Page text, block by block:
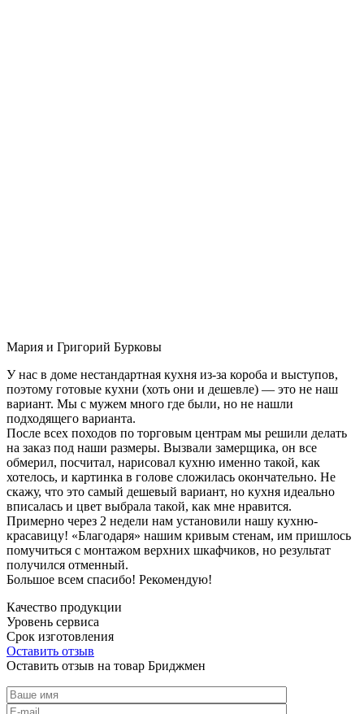
Мария и Григорий Бурковы
У нас в доме нестандартная кухня из-за короба и выступов,
поэтому готовые кухни (хоть они и дешевле) — это не наш
вариант. Мы с мужем много где были, но не нашли
подходящего варианта.
После всех походов по торговым центрам мы решили делать
на заказ под наши размеры. Вызвали замерщика, он все
обмерил, посчитал, нарисовал кухню именно такой, как
хотелось, и картинка в голове сложилась окончательно. Не
скажу, что это самый дешевый вариант, но кухня идеально
вписалась и цвет выбрала такой, как мне нравится.
Примерно через 2 недели нам установили нашу кухню-
красавицу! «Благодаря» нашим кривым стенам, им пришлось
помучиться с монтажом верхних шкафчиков, но результат
получился отменный.
Большое всем спасибо! Рекомендую!
Качество продукции
Уровень сервиса
Срок изготовления
Оставить отзыв
Оставить отзыв на товар Бриджмен